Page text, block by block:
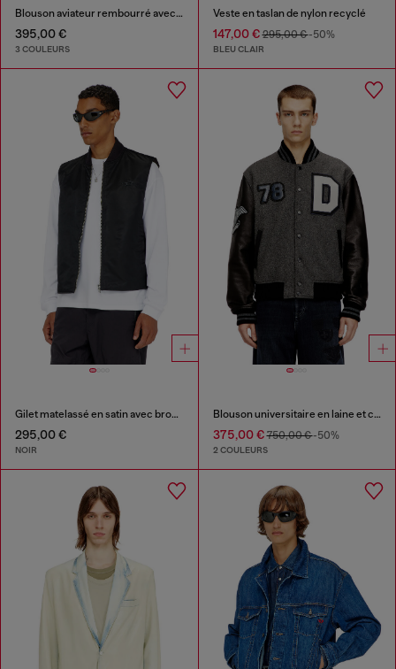
Blouson aviateur rembourré avec broderie Oval D
395,00 €
3 COULEURS
Veste en taslan de nylon recyclé
147,00 €295,00 €-50%
BLEU CLAIR
Gilet matelassé en satin avec broderie Oval D
295,00 €
NOIR
Blouson universitaire en laine et cuir
375,00 €750,00 €-50%
2 COULEURS